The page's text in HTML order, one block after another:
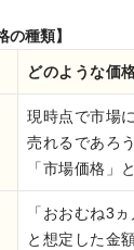
の種類】
どのような価
現時点で市場
売れるであろ
「市場価格」
「おおむね3
と想定した金